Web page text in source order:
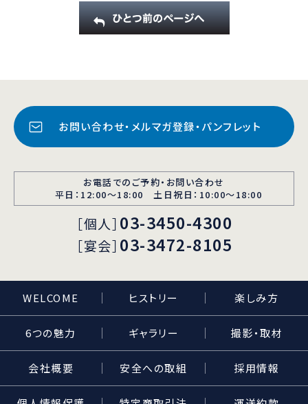
お問い合わせ・メルマガ登録・パンフレット
お電話でのご予約・お問い合わせ
平日：12:00〜18:00 土日祝日：10:00～18:00
［個人］ 03-3450-4300
［宴会］ 03-3472-8105
WELCOME ヒストリー 楽しみ方
6つの魅力 ギャラリー 撮影・取材
会社概要 安全への取組 採用情報